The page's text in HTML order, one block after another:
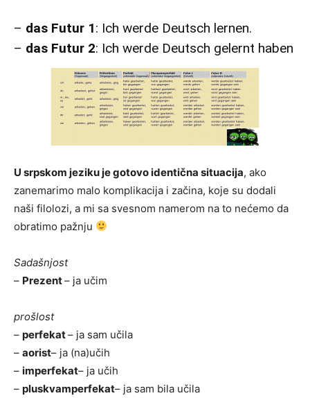
– das Futur 1: Ich werde Deutsch lernen.
– das Futur 2: Ich werde Deutsch gelernt haben
U srpskom jeziku je gotovo identična situacija, ako
zanemarimo malo komplikacija i začina, koje su dodali
naši filolozi, a mi sa svesnom namerom na to nećemo da
obratimo pažnju
Sadašnjost
– Prezent– ja učim
prošlost
– perfekat– ja sam učila
– aorist– ja (na)učih
– imperfekat– ja učih
– pluskvamperfekat– ja sam bila učila